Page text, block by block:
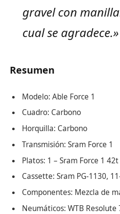
gravel con
cual se agradece.»
Resumen
Modelo: Able Force 1
Cuadro: Carbono
Horquilla: Carbono
Transmisión: Sram Force 1
Platos: 1 – Sram Force 1 42t
Cassette: Sram PG-1130,
Componentes: Mezcla de
Neumáticos: WTB Resolute